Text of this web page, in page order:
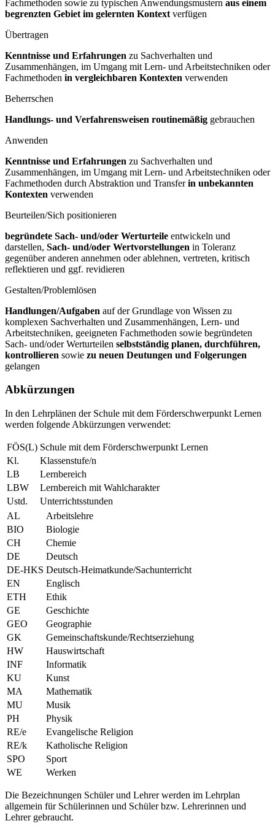
Fachmethoden sowie zu typischen Anwendungsmustern aus einem
begrenzten Gebiet im gelernten Kontext verfügen
Übertragen
Kenntnisse und Erfahrungen zu Sachverhalten und
Zusammenhängen, im Umgang mit Lern- und Arbeitstechniken oder
Fachmethoden in vergleichbaren Kontexten verwenden
Beherrschen
Handlungs- und Verfahrensweisen routinemäßig gebrauchen
Anwenden
Kenntnisse und Erfahrungen zu Sachverhalten und
Zusammenhängen, im Umgang mit Lern- und Arbeitstechniken oder
Fachmethoden durch Abstraktion und Transferin unbekannten
Kontexten verwenden
Beurteilen/Sich positionieren
begründete Sach- und/oder Werturteile entwickeln und
darstellen, Sach- und/oder Wertvorstellungen in Toleranz
gegenüber anderen annehmen oder ablehnen, vertreten, kritisch
reflektieren und ggf. revidieren
Gestalten/Problemlösen
Handlungen/Aufgaben auf der Grundlage von Wissen zu
komplexen Sachverhalten und Zusammenhängen, Lern- und
Arbeitstechniken, geeigneten Fachmethoden sowie begründeten
Sach- und/oder Werturteilen selbstständig planen, durchführen,
kontrollieren sowie zu neuen Deutungen und Folgerungen
gelangen
Abkürzungen
In den Lehrplänen der Schule mit dem Förderschwerpunkt Lernen
werden folgende Abkürzungen verwendet:
FÖS(L) Schule mit dem Förderschwerpunkt Lernen
Kl.
Klassenstufe/n
LB
Lernbereich
LBW
Lernbereich mit Wahlcharakter
Ustd.
Unterrichtsstunden
AL
Arbeitslehre
BIO
Biologie
CH
Chemie
DE
Deutsch
DE-HKS Deutsch-Heimatkunde/Sachunterricht
EN
Englisch
ETH
Ethik
GE
Geschichte
GEO
Geographie
GK
Gemeinschaftskunde/Rechtserziehung
HW
Hauswirtschaft
INF
Informatik
KU
Kunst
MA
Mathematik
MU
Musik
PH
Physik
RE/e
Evangelische Religion
RE/k
Katholische Religion
SPO
Sport
WE
Werken
Die Bezeichnungen Schüler und Lehrer werden im Lehrplan
allgemein für Schülerinnen und Schüler bzw. Lehrerinnen und
Lehrer gebraucht.